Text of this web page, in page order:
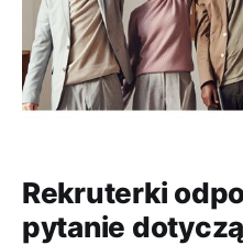
Rekruterki
pytanie